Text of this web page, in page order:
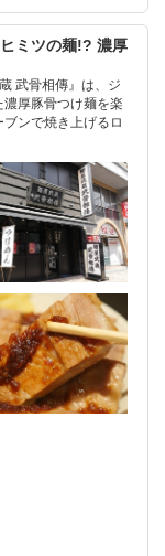
ミツの麺!? 濃厚
武骨相傳』は、ジ
厚豚骨つけ麺を楽
ンで焼き上げるロ